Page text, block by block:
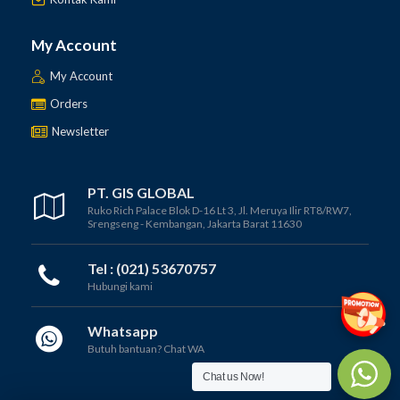
My Account
My Account
Orders
Newsletter
PT. GIS GLOBAL
Ruko Rich Palace Blok D-16 Lt 3, Jl. Meruya Ilir RT8/RW7,
Srengseng - Kembangan, Jakarta Barat 11630
Tel : (021) 53670757
Hubungi kami
Whatsapp
Butuh bantuan? Chat WA
Chat us Now!